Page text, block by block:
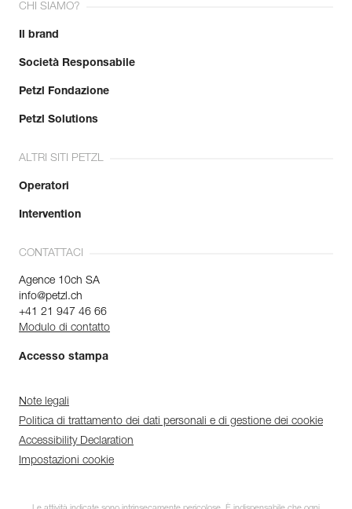
CHI SIAMO?
Il brand
Società Responsabile
Petzl Fondazione
Petzl Solutions
ALTRI SITI PETZL
Operatori
Intervention
CONTATTACI
Agence 10ch SA
info@petzl.ch
+41 21 947 46 66
Modulo di contatto
Accesso stampa
Note legali
Politica di trattamento dei dati personali e di gestione dei cookie
Accessibility Declaration
Impostazioni cookie